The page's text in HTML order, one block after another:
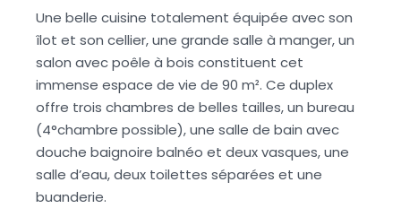
Une belle cuisine totalement équipée avec son
îlot et son cellier, une grande salle à manger, un
salon avec poêle à bois constituent cet
immense espace de vie de 90 m². Ce duplex
offre trois chambres de belles tailles, un bureau
(4°chambre possible), une salle de bain avec
douche baignoire balnéo et deux vasques, une
salle d’eau, deux toilettes séparées et une
buanderie.